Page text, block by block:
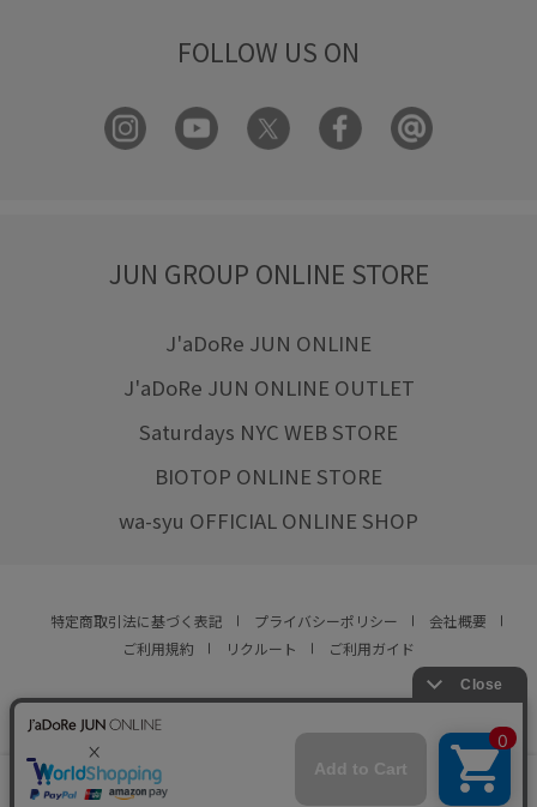
FOLLOW US ON
JUN GROUP ONLINE STORE
J'aDoRe JUN ONLINE
J'aDoRe JUN ONLINE OUTLET
Saturdays NYC WEB STORE
BIOTOP ONLINE STORE
wa-syu OFFICIAL ONLINE SHOP
特定商取引法に基づく表記 プライバシーポリシー
会社概要
ご利用規約
リクルート ご利用ガイド
© JUN CO.,LTD. ALL RIGHTS RESERVED.
店舗在庫
カートに入れる